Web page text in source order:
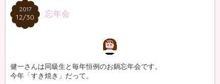
2017
12/30
2017
12/30 忘年会
健一さんは同級生と毎年恒例のお鍋忘年会です。
今年「すき焼き」だって。